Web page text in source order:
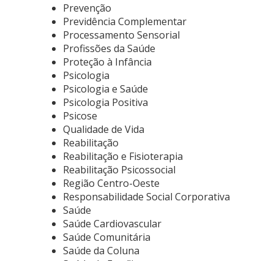
Prevenção
Previdência Complementar
Processamento Sensorial
Profissões da Saúde
Proteção à Infância
Psicologia
Psicologia e Saúde
Psicologia Positiva
Psicose
Qualidade de Vida
Reabilitação
Reabilitação e Fisioterapia
Reabilitação Psicossocial
Região Centro-Oeste
Responsabilidade Social Corporativa
Saúde
Saúde Cardiovascular
Saúde Comunitária
Saúde da Coluna